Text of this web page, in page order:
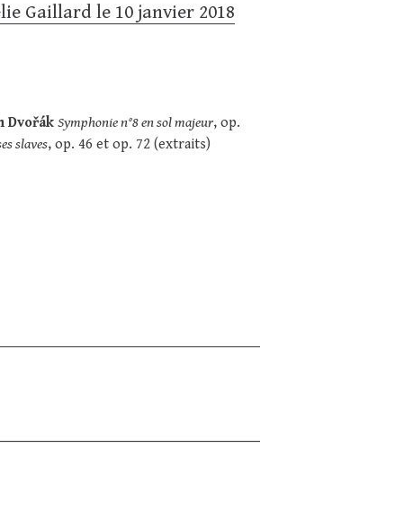
Gaillard le 10 janvier 2018
Dvořák Symphonie n°8 en sol majeur, op.
slaves, op. 46 et op. 72 (extraits)